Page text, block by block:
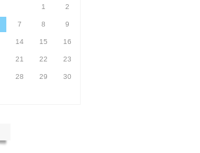
1
2
7 8 9
14 15 16
21 22 23
28 29 30